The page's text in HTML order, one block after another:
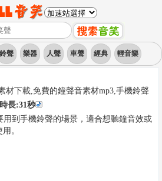
鈴聲 樂器 人聲 車聲 經典 輕音樂
材下載,免費的鐘聲音素材mp3,手機鈴聲
長:31秒
用到手機鈴聲的場景，適合想聽鐘音效或
。